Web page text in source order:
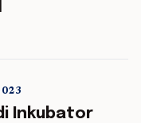
5 min read
Inkubator